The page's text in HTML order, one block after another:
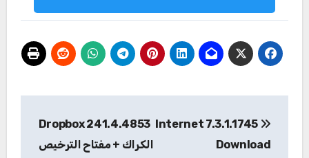
المقالات
7.3.1.1745 Internet
Download
Dropbox 241.4.4853
الكراك + مفتاح الترخيص